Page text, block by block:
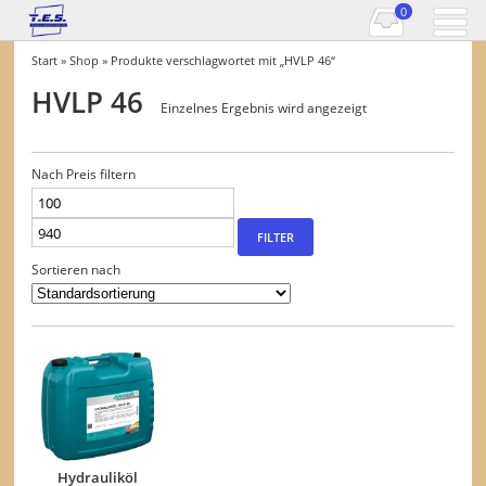
0
Start »Shop » Produkte verschlagwortet mit „HVLP 46“
HVLP 46 Einzelnes Ergebnis wird angezeigt
Nach Preis filtern
Min.
Preis
PreisFILTER
Sortieren nach
Hydrauliköl